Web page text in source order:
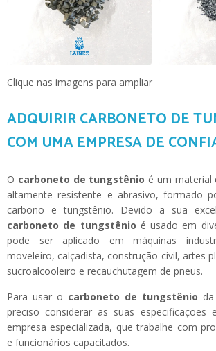
Clique nas imagens para ampliar
ADQUIRIR CARBONETO DE
COM UMA EMPRESA DE
O carboneto de tungstênio é um material
altamente resistente e abrasivo, formado
carbono e tungstênio. Devido a sua
carboneto de tungstênio é usado em
pode ser aplicado em máquinas
moveleiro, calçadista, construção civil, artes
sucroalcooleiro e recauchutagem de pneus.
Para usar o carboneto de tungstênio
preciso considerar as suas
empresa especializada, que trabalhe com
e funcionários capacitados.